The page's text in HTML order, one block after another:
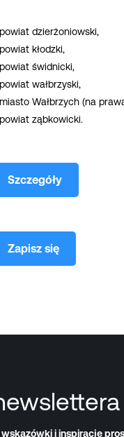
dzierżoniowski,
kłodzki,
świdnicki,
wałbrzyski,
Wałbrzych (na
ząbkowicki.
Szczegóły
Zapisz się
i inspiracje